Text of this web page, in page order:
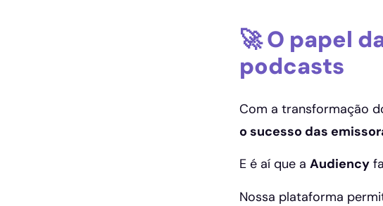
🚀 O papel
podcasts
Com a transformação
o sucesso das
E é aí que a Audiency
Nossa plataforma